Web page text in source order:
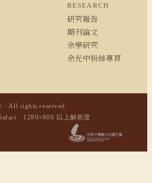
RESEARCH
研究報告
期刊論文
余學研究
余光中粉絲專頁
All rights reserved
· 1280×800 以上解析度